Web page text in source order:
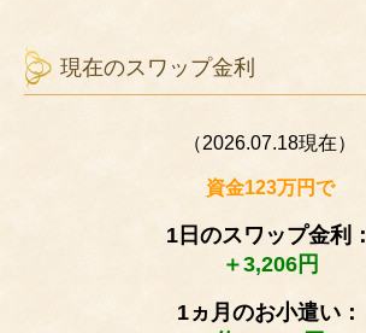
現在のスワップ金利
（2026.07.18現在）
資金123万円で
1日のスワップ金利：
＋3,206円
1ヵ月のお小遣い：